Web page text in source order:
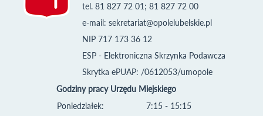
tel. 81 827 72 01; 81 827 72 00
e-mail: sekretariat@opolelubelskie.pl
NIP 717 173 36 12
ESP - Elektroniczna Skrzynka Podawcza
Skrytka ePUAP: /0612053/umopole
Godziny pracy Urzędu Miejskiego
Poniedziałek:
7:15 - 15:15